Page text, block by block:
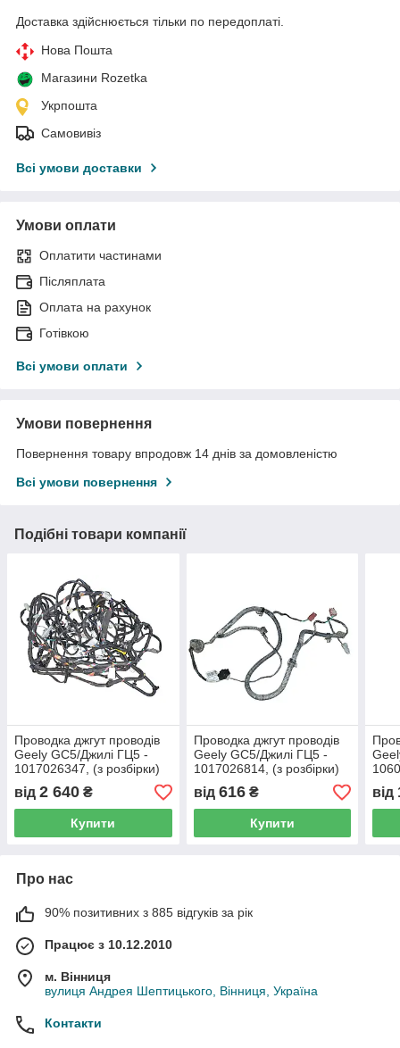
Доставка здійснюється тільки по передоплаті.
Нова Пошта
Магазини Rozetka
Укрпошта
Самовивіз
Всі умови доставки
Умови оплати
Оплатити частинами
Післяплата
Оплата на рахунок
Готівкою
Всі умови оплати
Умови повернення
Повернення товару впродовж 14 днів за домовленістю
Всі умови повернення
Подібні товари компанії
Проводка джгут проводів
Geely GC5/Джилі ГЦ5 -
1017026347, (з розбірки)
від 2 640 ₴
Купити
Проводка джгут проводів
Geely GC5/Джилі ГЦ5 -
1017026814, (з розбірки)
від 616₴
Купити
від
Про нас
90% позитивних з 885 відгуків за рік
Працює з 10.12.2010
м. Вінниця
вулиця Андрея Шептицького, Вінниця, Україна
Контакти